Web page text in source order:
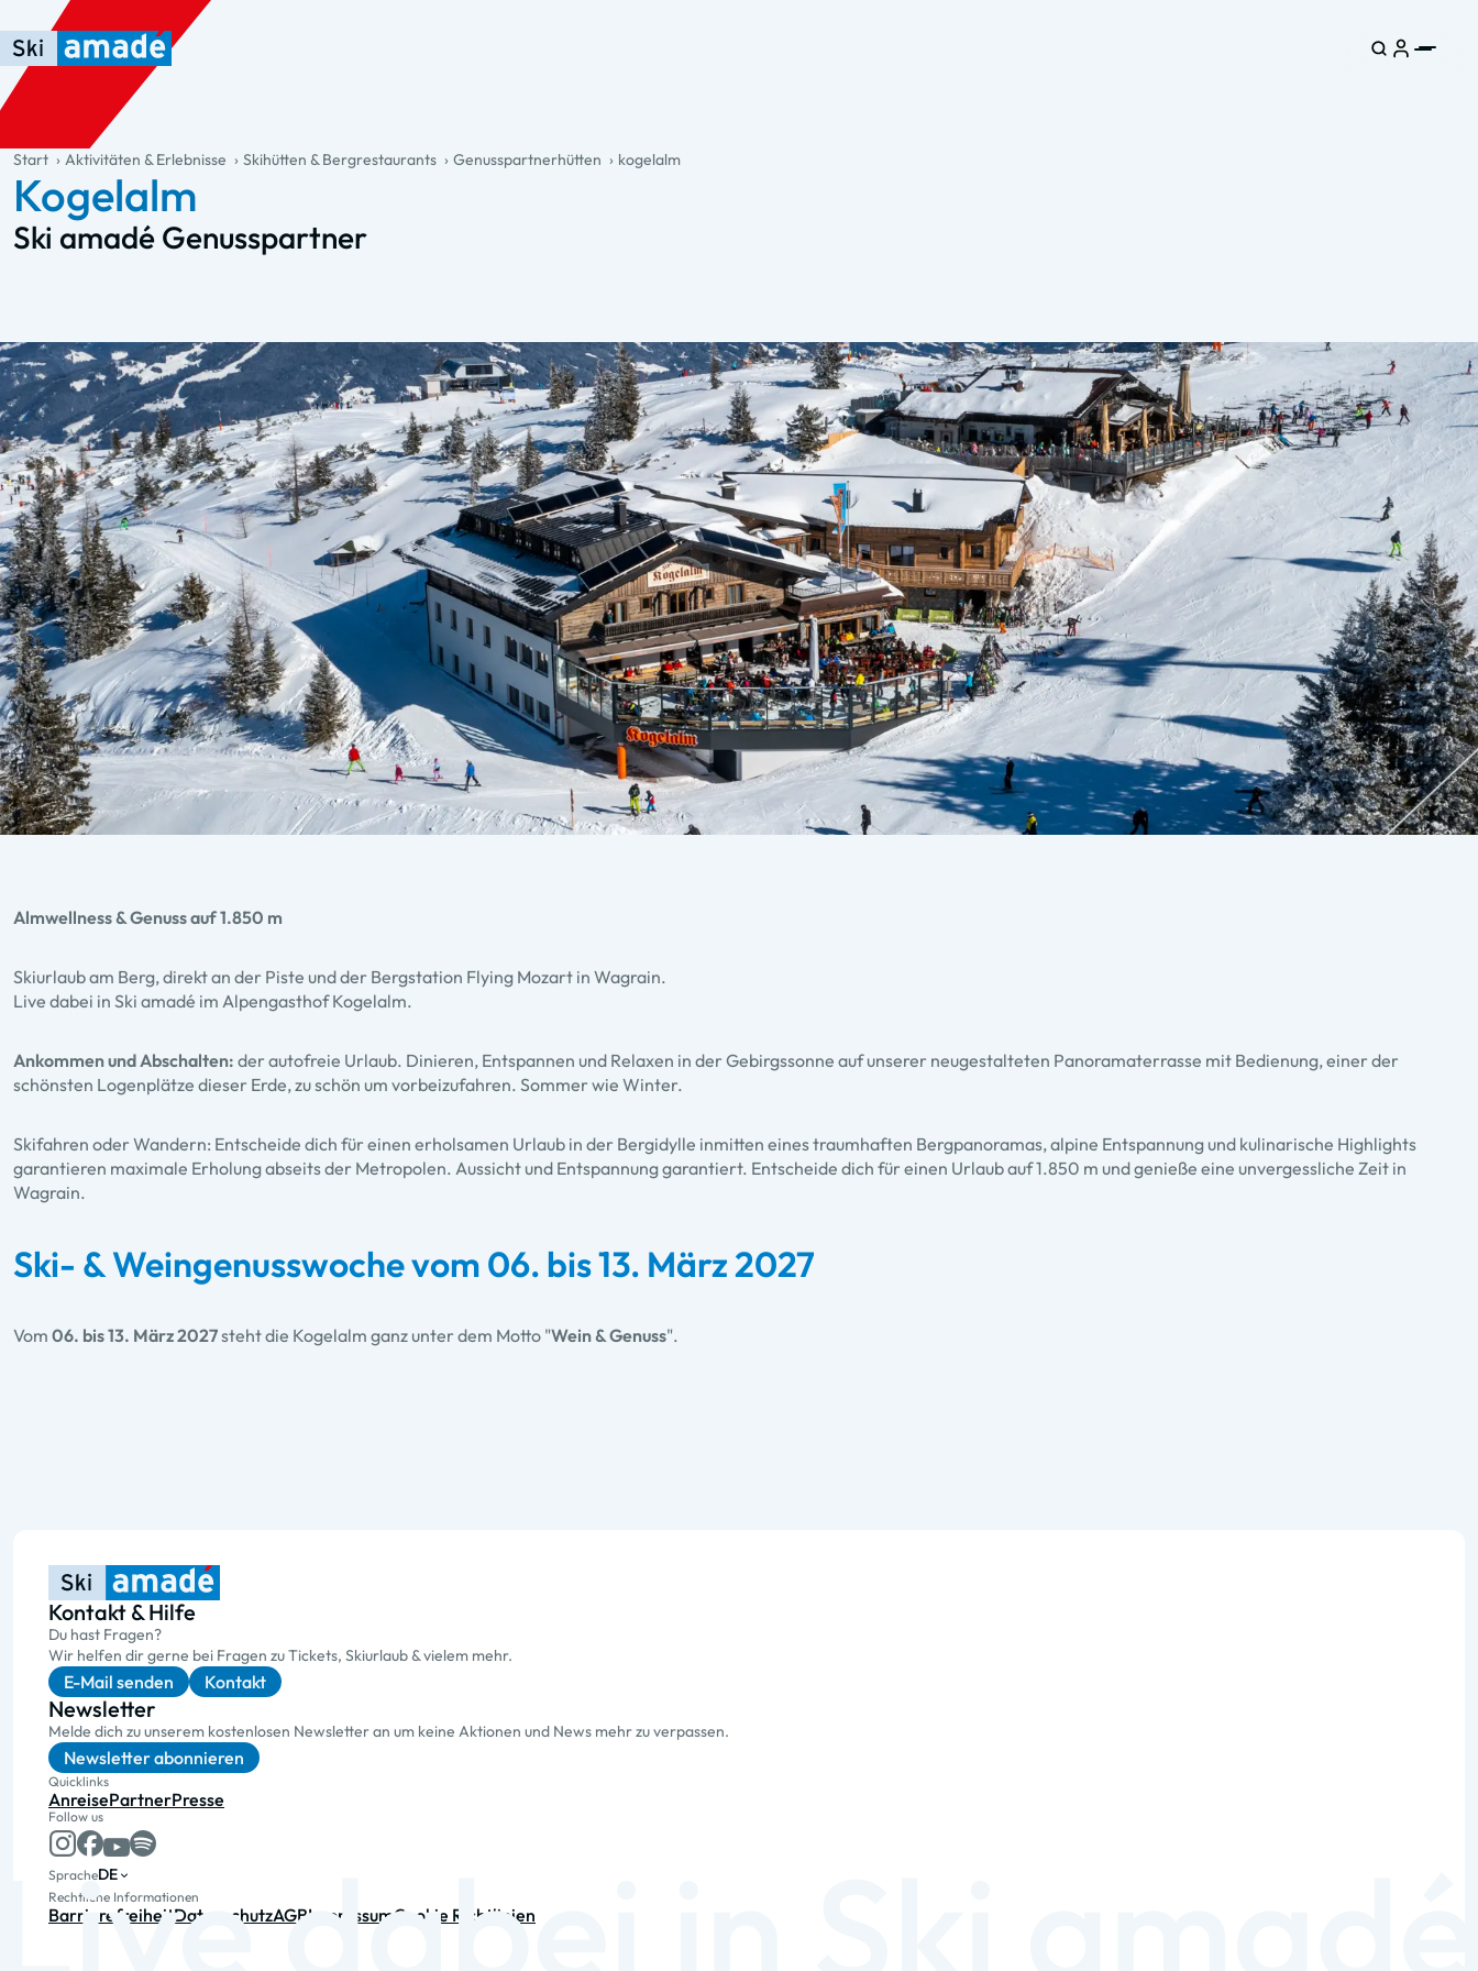
Zum Haupt-Inhalt springen
Springe zur Tabelle
Zur Haupt-Navigation springen
general.table-of-content
Start Aktivitäten & Erlebnisse Skihütten & Bergrestaurants Genusspartnerhütten kogelalm
Kogelalm
Ski amadé Genusspartner
Almwellness & Genuss auf 1.850 m
Skiurlaub am Berg, direkt an der Piste und der Bergstation Flying Mozart in Wagrain.
Live dabei in Ski amadé im Alpengasthof Kogelalm.
Ankommen und Abschalten: der autofreie Urlaub. Dinieren, Entspannen und Relaxen in der Gebirgssonne auf unserer neugestalteten Panoramaterrasse mit Bedienung, einer der
schönsten Logenplätze dieser Erde, zu schön um vorbeizufahren. Sommer wie Winter.
Skifahren oder Wandern: Entscheide dich für einen erholsamen Urlaub in der Bergidylle inmitten eines traumhaften Bergpanoramas, alpine Entspannung und kulinarische Highlights
garantieren maximale Erholung abseits der Metropolen. Aussicht und Entspannung garantiert. Entscheide dich für einen Urlaub auf 1.850 m und genieße eine unvergessliche Zeit in
Wagrain.
Ski- & Weingenusswoche vom 06. bis 13. März 2027
Vom 06. bis 13. März 2027steht die Kogelalm ganz unter dem Motto "Wein & Genuss".
Kontakt & Hilfe
Du hast Fragen?
Wir helfen dir gerne bei Fragen zu Tickets, Skiurlaub & vielem mehr.
E-Mail senden Kontakt
Newsletter
Melde dich zu unserem kostenlosen Newsletter an um keine Aktionen und News mehr zu verpassen.
Newsletter abonnieren
Quicklinks
AnreisePartnerPresse
Follow us
SpracheDE
Rechtliche Informationen
BarrierefreiheitDatenschutzAGBImpressumCookie Richtlinien